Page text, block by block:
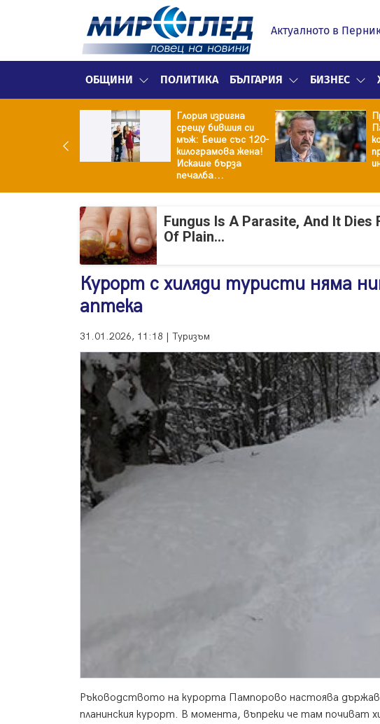
Актуалното в
ОБЩИНИ ПОЛИТИКА БЪЛГАРИЯ БИЗНЕС
Глория изригна
срещу бившия си
мъж: Беше със 120-
килограмова жена!
Искаше бърза
печалба...
Fungus Is A Parasite, And It Dies
Of Plain...
Курорт с хиляди туристи няма
аптека
31.01.2026, 11:18 | Туризъм
Ръководството на курорта Пампорово настоява
планинския курорт. В момента, въпреки че там почиват